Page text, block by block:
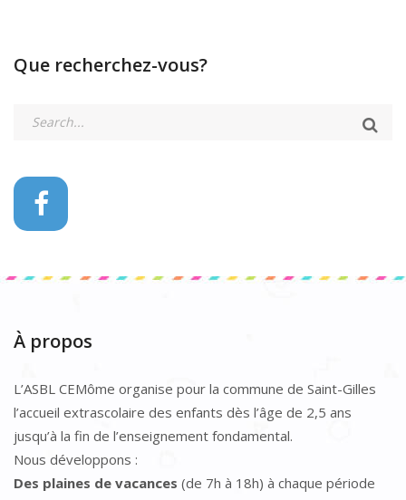
Que recherchez-vous?
À propos
L’ASBL CEMôme organise pour la commune de Saint-Gilles
l’accueil extrascolaire des enfants dès l’âge de 2,5 ans
jusqu’à la fin de l’enseignement fondamental.
Nous développons :
Des plaines de vacances (de 7h à 18h) à chaque période